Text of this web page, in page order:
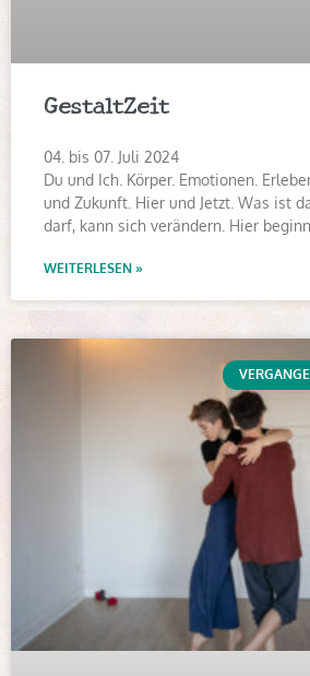
GestaltZeit
04. bis 07. Juli 2024
Du und Ich. Körper. Emotionen.
und Zukunft. Hier und Jetzt. Was ist
darf, kann sich verändern. Hier
WEITERLESEN »